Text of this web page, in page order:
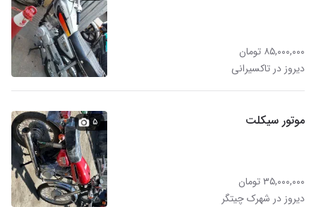
۸۵,۰۰۰,۰۰۰ تومان
دیروز در تاکسیرانی
موتور سیکلت
۳۵,۰۰۰,۰۰۰ تومان
دیروز در شهرک چیتگر
۵